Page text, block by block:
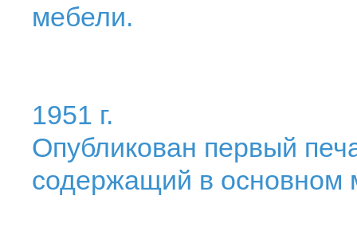
мебели.
1951 г.
Опубликован первый
содержащий в основном